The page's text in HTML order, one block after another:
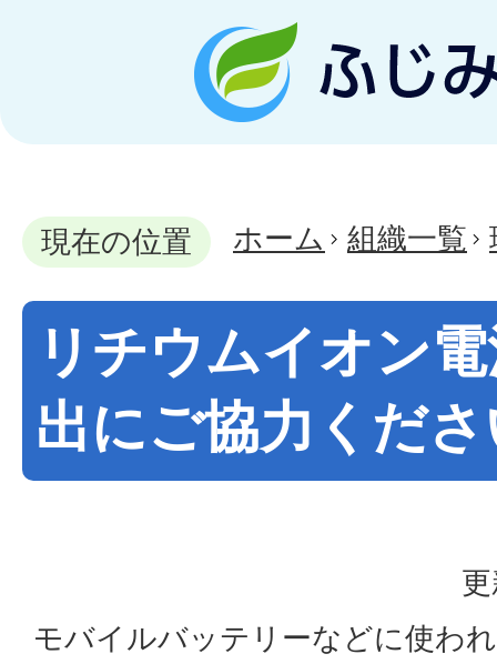
現在の位置 ホーム 組織一覧
リチウムイオン
出にご協力くだ
モバイルバッテリーなどに使わ